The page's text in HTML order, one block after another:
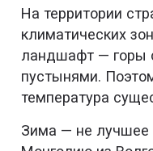
На территории
климатических
ландшафт — горы
пустынями.
температура
Зима — не лучшее